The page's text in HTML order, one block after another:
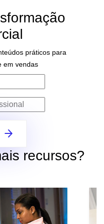
práticos para
em vendas
recursos?